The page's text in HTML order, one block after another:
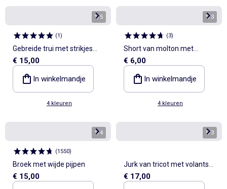
1/5
(1)
Gebreide trui met strikjes
aan de voorkant
€ 15,00
In winkelmandje
4 kleuren
1/3
(3)
Short van molton met
zakken
€ 6,00
In winkelmandje
4 kleuren
1/4
(1550)
Broek met wijde pijpen
€ 15,00
1/3
Jurk van tricot met volants
op de schouders
€ 17,00